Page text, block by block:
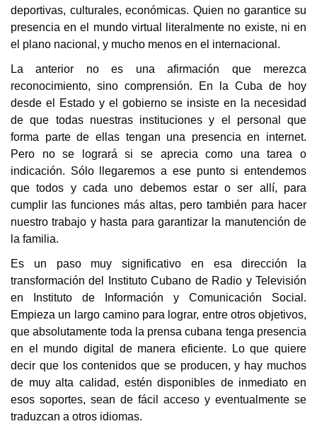
deportivas, culturales, económicas. Quien no garantice su
presencia en el mundo virtual literalmente no existe, ni en
el plano nacional, y mucho menos en el internacional.
La anterior no es una afirmación que merezca
reconocimiento, sino comprensión. En la Cuba de hoy
desde el Estado y el gobierno se insiste en la necesidad
de que todas nuestras instituciones y el personal que
forma parte de ellas tengan una presencia en internet.
Pero no se logrará si se aprecia como una tarea o
indicación. Sólo llegaremos a ese punto si entendemos
que todos y cada uno debemos estar o ser allí, para
cumplir las funciones más altas, pero también para hacer
nuestro trabajo y hasta para garantizar la manutención de
la familia.
Es un paso muy significativo en esa dirección la
transformación del Instituto Cubano de Radio y Televisión
en Instituto de Información y Comunicación Social.
Empieza un largo camino para lograr, entre otros objetivos,
que absolutamente toda la prensa cubana tenga presencia
en el mundo digital de manera eficiente. Lo que quiere
decir que los contenidos que se producen, y hay muchos
de muy alta calidad, estén disponibles de inmediato en
esos soportes, sean de fácil acceso y eventualmente se
traduzcan a otros idiomas.